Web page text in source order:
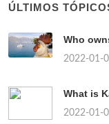
ÚLTIMOS
Who
2022-01-
What is
2022-01-